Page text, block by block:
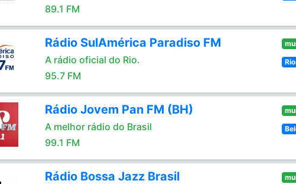
89.1 FM
Rádio SulAmérica Paradiso FM
A rádio oficial do Rio.
95.7 FM
Rádio Jovem Pan FM (BH)
A melhor rádio do Brasil
99.1 FM
Rádio Bossa Jazz Brasil